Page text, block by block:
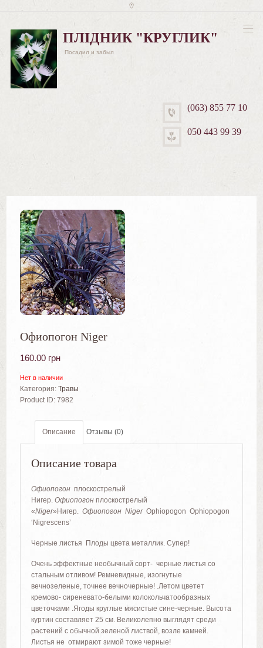
ПЛІДНИК "КРУГЛИК"
Посадил и забыл
(063) 855 77 10
050 443 99 39
Офиопогон Niger
160.00 грн
Нет в наличии
Категория: Травы
Product ID: 7982
Описание Отзывы (0)
Описание товара
Офиопогон плоскострелый
Нигер. Офиопогонплоскострелый
«Niger»Нигер. Офиопогон Niger Ophiopogon Ophiopogon
‘Nigrescens’
Черные листья Плоды цвета металлик. Супер!
Очень эффектные необычный сорт- черные листья со
стальным отливом! Ремневидные, изогнутые
вечнозеленые, точнее вечночерные! .Летом цветет
кремово- сиреневато-белыми колокольчатообразных
цветочками .Ягоды круглые мясистые сине-черные. Высота
куртин составляет 25 см. Великолепно выглядят среди
растений с обычной зеленой листвой, возле камней.
Листья не отмирают зимой тоже черные!